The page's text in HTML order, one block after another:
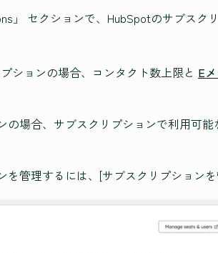
」 セクションで、HubSpotのサブスク
ションの場合、コンタクト数上限と E
の場合、サブスクリプションで利用可
を管理するには、[サブスクリプション